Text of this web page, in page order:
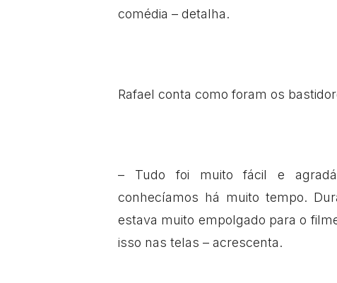
comédia – detalha.
Rafael conta como foram os
– Tudo foi muito fácil e
conhecíamos há muito tempo.
estava muito empolgado para o
isso nas telas – acrescenta.